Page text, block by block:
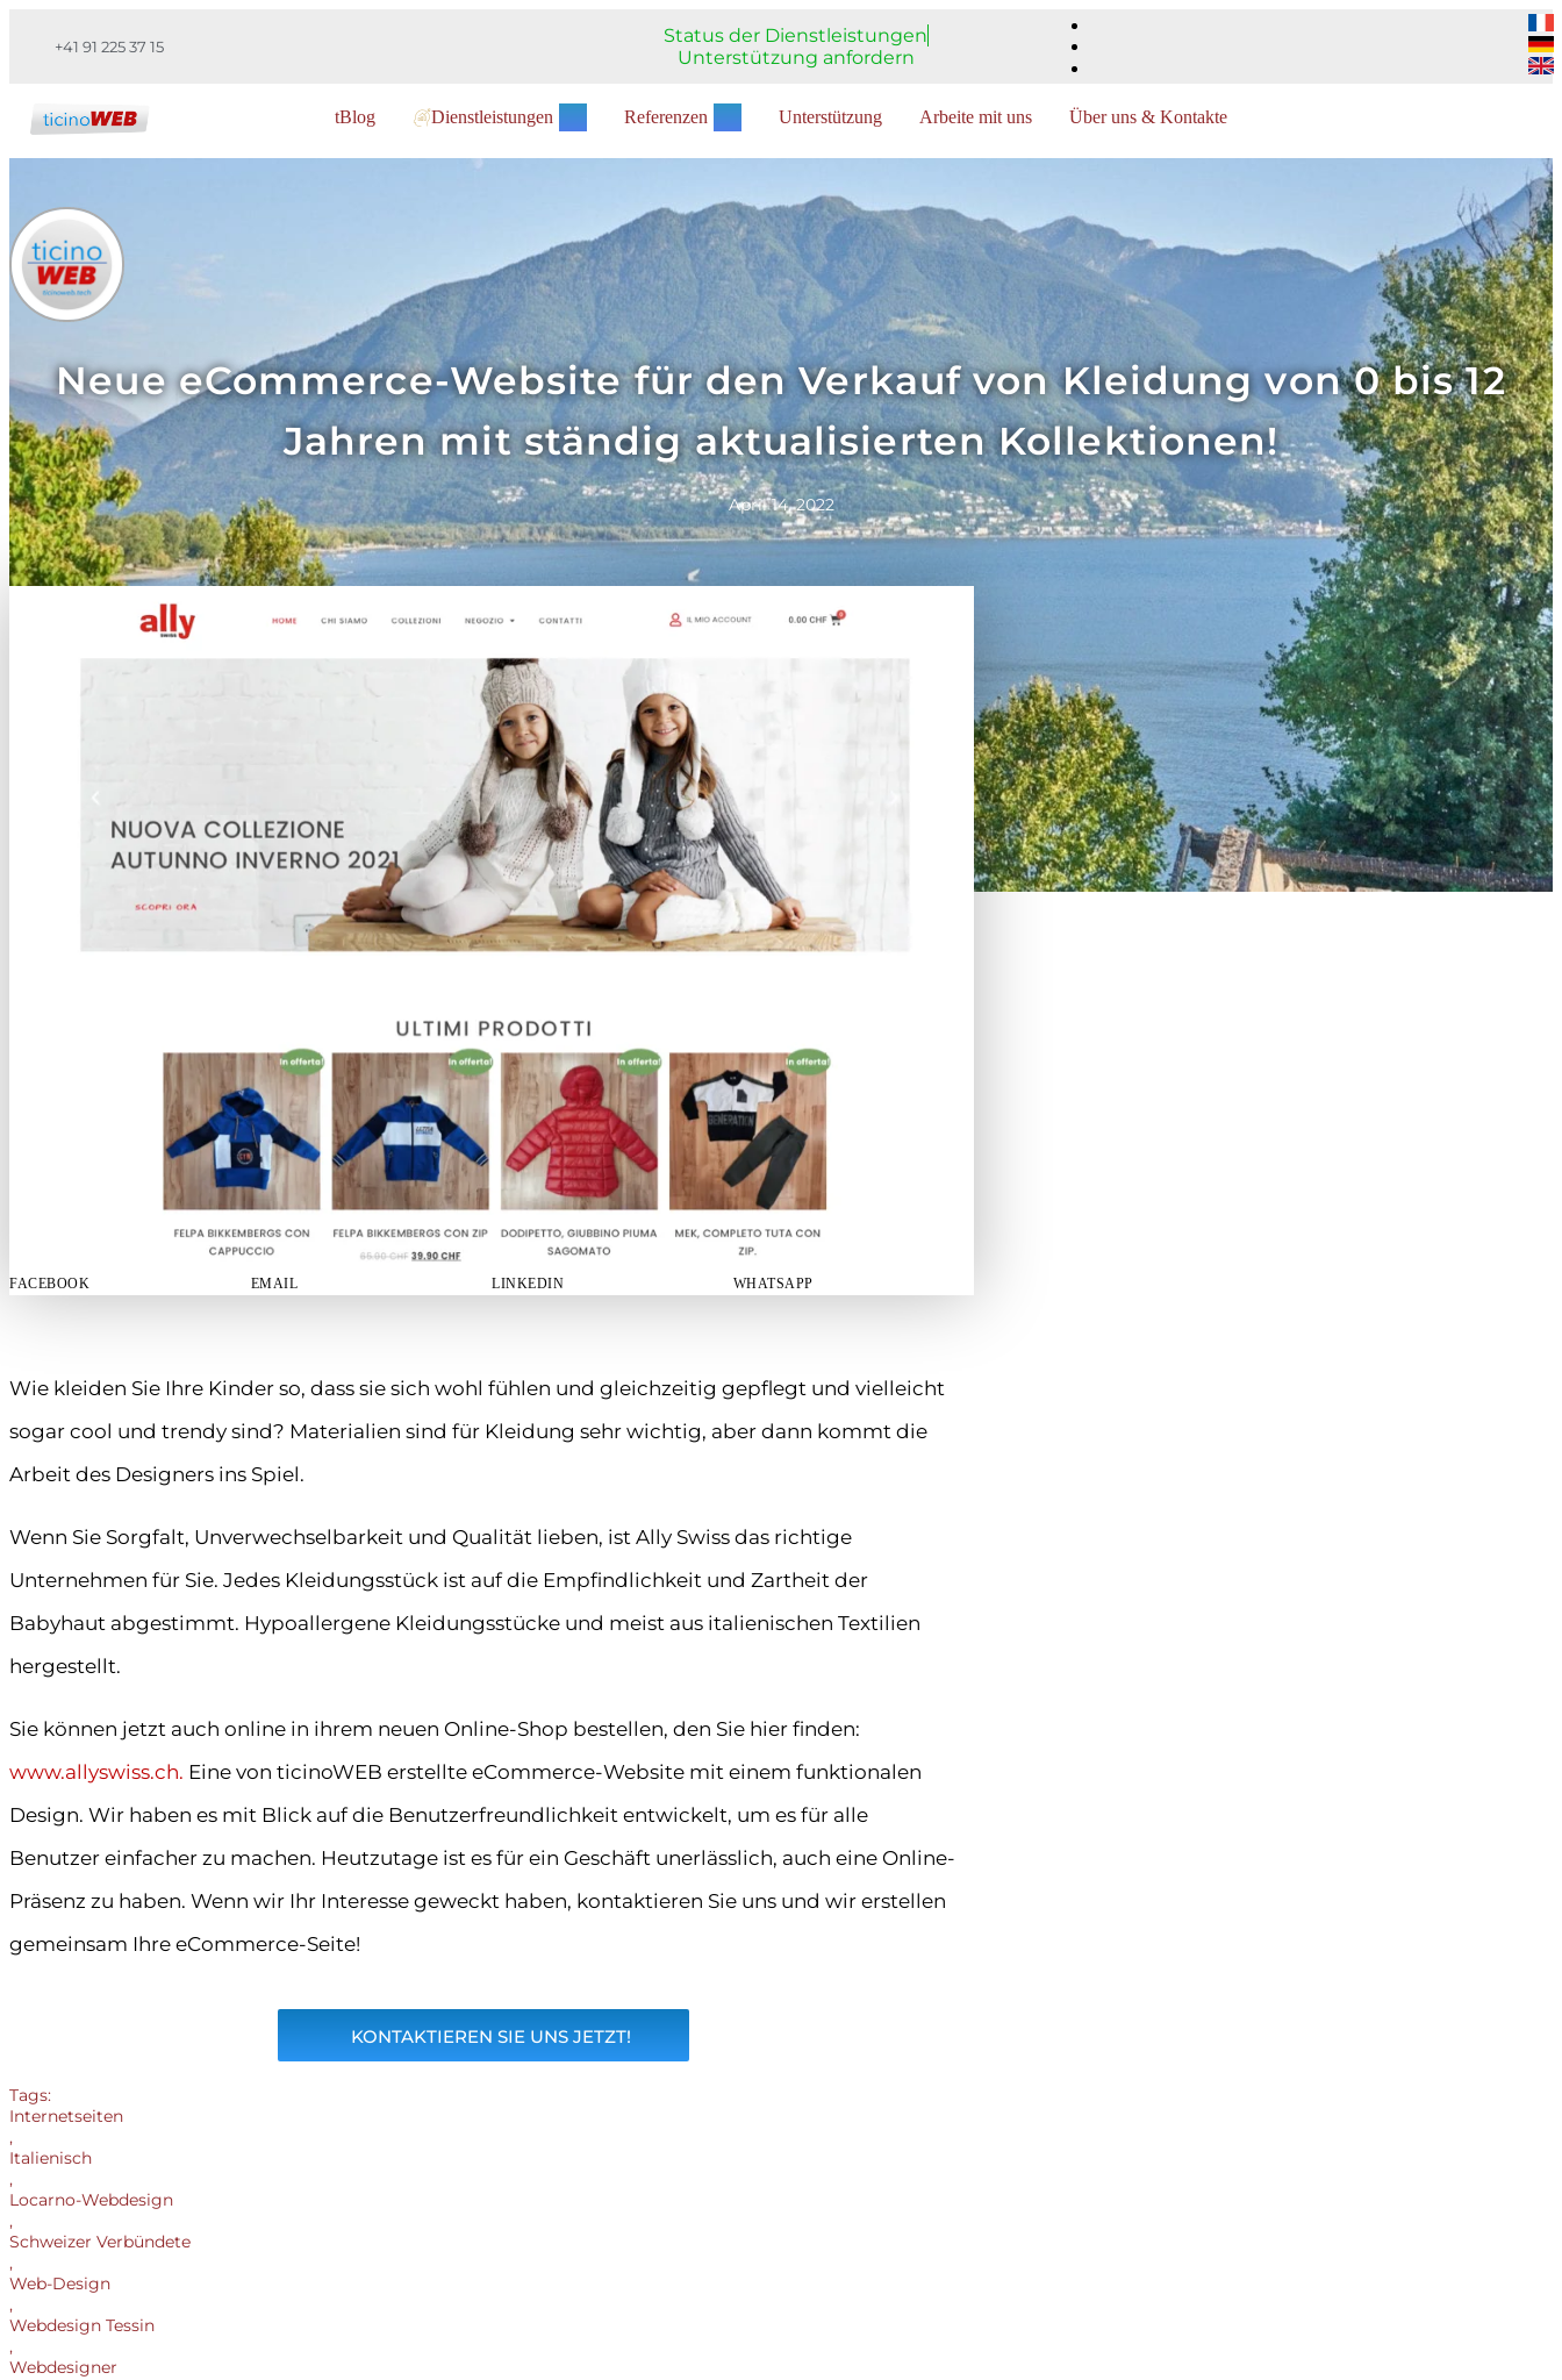
+41 91 225 37 15
Status der Dienstleistungen
Unterstützung anfordern
tBlog Dienstleistungen Referenzen Unterstützung Arbeite mit uns Über uns & Kontakte
Neue eCommerce-Website für den Verkauf von Kleidung von 0 bis 12
Jahren mit ständig aktualisierten Kollektionen!
April 14, 2022
FACEBOOK EMAIL LINKEDIN WHATSAPP
Wie kleiden Sie Ihre Kinder so, dass sie sich wohl fühlen und gleichzeitig gepflegt und vielleicht
sogar cool und trendy sind? Materialien sind für Kleidung sehr wichtig, aber dann kommt die
Arbeit des Designers ins Spiel.
Wenn Sie Sorgfalt, Unverwechselbarkeit und Qualität lieben, ist Ally Swiss das richtige
Unternehmen für Sie. Jedes Kleidungsstück ist auf die Empfindlichkeit und Zartheit der
Babyhaut abgestimmt. Hypoallergene Kleidungsstücke und meist aus italienischen Textilien
hergestellt.
Sie können jetzt auch online in ihrem neuen Online-Shop bestellen, den Sie hier finden:
www.allyswiss.ch. Eine von ticinoWEB erstellte eCommerce-Website mit einem funktionalen
Design. Wir haben es mit Blick auf die Benutzerfreundlichkeit entwickelt, um es für alle
Benutzer einfacher zu machen. Heutzutage ist es für ein Geschäft unerlässlich, auch eine Online-
Präsenz zu haben. Wenn wir Ihr Interesse geweckt haben, kontaktieren Sie uns und wir erstellen
gemeinsam Ihre eCommerce-Seite!
KONTAKTIEREN SIE UNS JETZT!
Tags:
Internetseiten
,
Italienisch
,
Locarno-Webdesign
,
Schweizer Verbündete
,
Web-Design
,
Webdesign Tessin
,
Webdesigner